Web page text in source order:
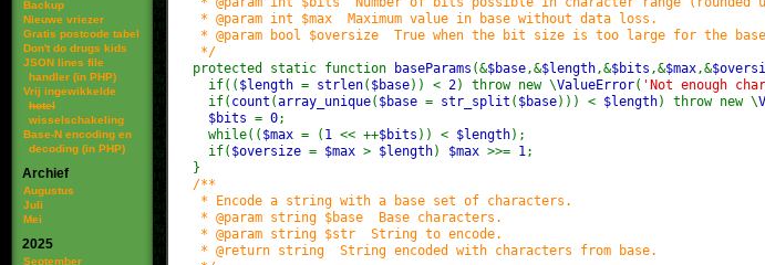
Backup
Nieuwe vriezer
Gratis postcode tabel
Don't do drugs kids
JSON lines file
handler (in PHP)
Vrij ingewikkelde
hotel
wisselschakeling
Base-N encoding en
decoding (in PHP)
Archief
Augustus
Juli
Mei
2025
September
* @param int $max Maximum value in base without data loss.
* @param bool $oversize True when the bit size is too large for the
*/
protected static function
baseParams (&$base,&$length,&$bits ,&$max,&
if(( $length = strlen( $base)) < 2) throw new \ValueError( 'Not enough
if( count (array_unique( $base = str_split ( $base))) < $length) throw new \
$bits = 0;
while(( $max = ( 1 << ++$bits )) < $length);
if( $oversize = $max > $length) $max >>= 1;
}
/**
* Encode a string with a base set of characters.
* @param string $base Base characters.
* @param string $str String to encode.
* @return string String encoded with characters from base.